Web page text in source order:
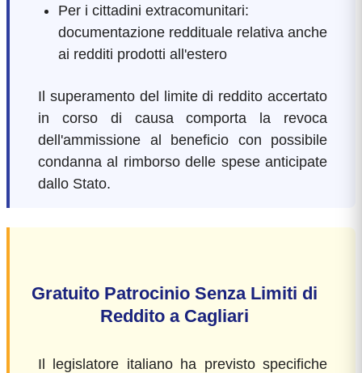
Per i cittadini extracomunitari:
documentazione reddituale relativa anche
ai redditi prodotti all'estero
Il superamento del limite di reddito accertato
in corso di causa comporta la revoca
dell'ammissione al beneficio con possibile
condanna al rimborso delle spese anticipate
dallo Stato.
Gratuito Patrocinio Senza Limiti di
Reddito a Cagliari
Il legislatore italiano ha previsto specifiche